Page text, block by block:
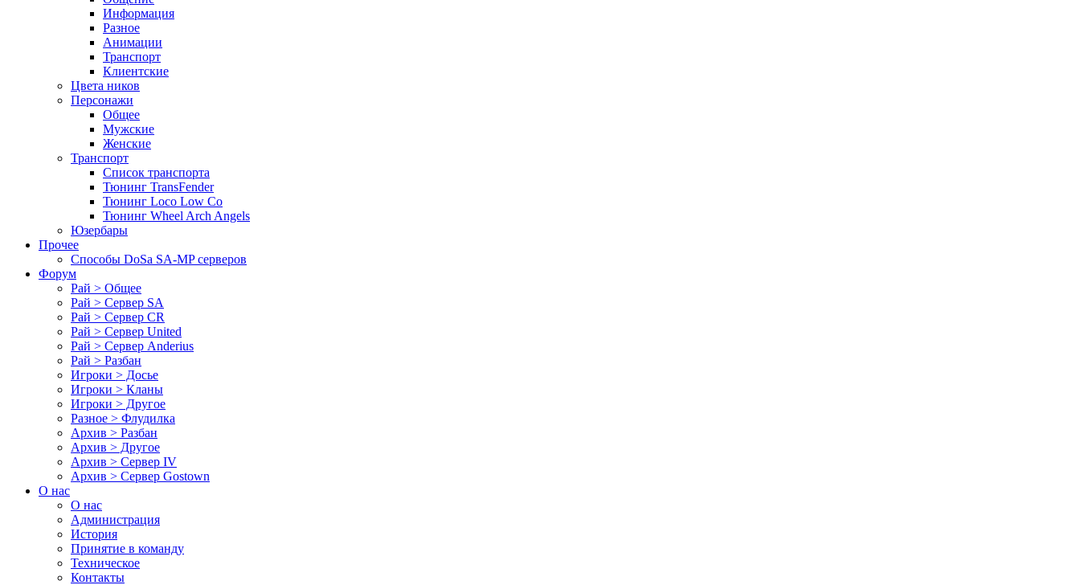
Информация
Разное
Анимации
Транспорт
Клиентские
Цвета ников
Персонажи
Общее
Мужские
Женские
Транспорт
Список транспорта
Тюнинг TransFender
Тюнинг Loco Low Co
Тюнинг Wheel Arch Angels
Юзербары
Прочее
Cпособы DoSа SA-MP серверов
Форум
Рай > Общее
Рай > Сервер SA
Рай > Сервер CR
Рай > Сервер United
Рай > Сервер Anderius
Рай > Разбан
Игроки > Досье
Игроки > Кланы
Игроки > Другое
Разное > Флудилка
Архив > Разбан
Архив > Другое
Архив > Сервер IV
Архив > Сервер Gostown
О нас
О нас
Администрация
История
Принятие в команду
Техническое
Контакты